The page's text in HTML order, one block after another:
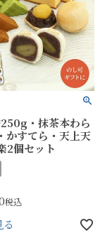
・抹茶本わら
かすてら・天上天
2個セット
税込